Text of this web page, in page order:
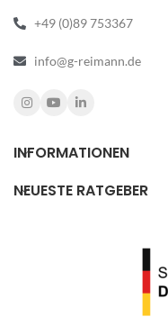
+49 (0)89 753367
info@g-reimann.de
INFORMATIONEN
NEUESTE RATGEBER